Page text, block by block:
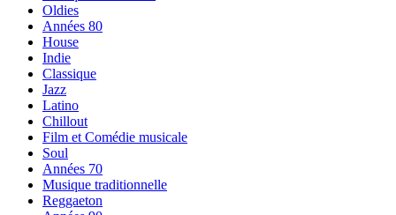
Oldies
Années 80
House
Indie
Classique
Jazz
Latino
Chillout
Film et Comédie musicale
Soul
Années 70
Musique traditionnelle
Reggaeton